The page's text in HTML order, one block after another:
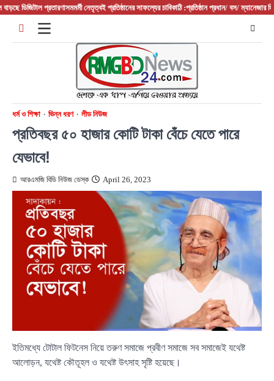
Skipসমমর্মী নেতৃত্বই প্রতিষ্ঠানের সাফল্যের চাবিকাঠি :প্রতিষ্ঠান প্রধান/ বস/ ম্যানেজার হিসেবেদুর্নীতি
ধর্ম ও শিক্ষা ভিন্ন ধরণ লীড নিউজ
প্রতিবছর ৫০ হাজার কোটি টাকা বেঁচে যেতে পারে
যেভাবে!
আরএমজি বিডি নিউজ ডেস্ক April 26, 2023
ইতিমধ্যে টোটাল ফিটনেস নিয়ে তরুণ সমাজে প্রবীণ সমাজে সব সমাজেই যথেষ্ট
আলোড়ন, যথেষ্ট কৌতূহল ও যথেষ্ট উৎসাহ সৃষ্টি হয়েছে।